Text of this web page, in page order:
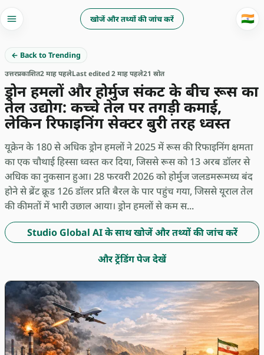
खोजें और तथ्यों की जांच करें 🇮🇳
← Back to Trending
उत्तरप्रकाशित2 माह पहलेLast edited 2 माह पहले21 स्रोत
ड्रोन हमलों और होर्मुज संकट के बीच रूस का
तेल उद्योग: कच्चे तेल पर तगड़ी कमाई,
लेकिन रिफाइनिंग सेक्टर बुरी तरह ध्वस्त
यूक्रेन के 180 से अधिक ड्रोन हमलों ने 2025 में रूस की रिफाइनिंग क्षमता
का एक चौथाई हिस्सा ध्वस्त कर दिया, जिससे रूस को 13 अरब डॉलर से
अधिक का नुकसान हुआ। 28 फरवरी 2026 को होर्मुज जलडमरूमध्य बंद
होने से ब्रेंट क्रूड 126 डॉलर प्रति बैरल के पार पहुंच गया, जिससे यूराल तेल
की कीमतों में भारी उछाल आया। ड्रोन हमलों से कम स...
Studio Global AI के साथ खोजें और तथ्यों की जांच करें
और ट्रेंडिंग पेज देखें